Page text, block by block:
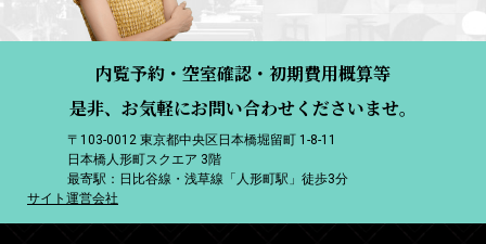
内覧予約・空室確認・初期費用概算等
是非、お気軽にお問い合わせくださいませ。
〒103-0012 東京都中央区日本橋堀留町 1-8-11
日本橋人形町スクエア 3階
最寄駅：日比谷線・浅草線「人形町駅」徒歩3分
サイト運営会社